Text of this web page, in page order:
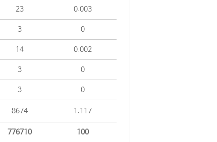
23 0.003
3 0
14 0.002
3 0
3 0
8674 1.117
776710 100